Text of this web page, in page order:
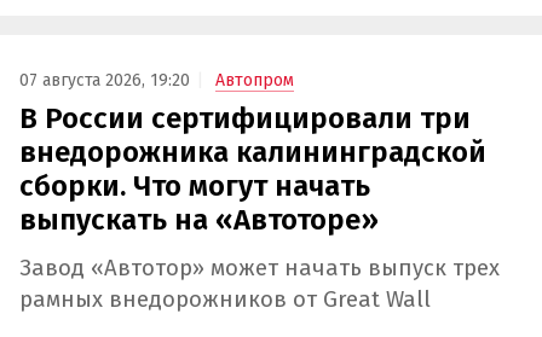
07 августа 2026, 19:20 Автопром
В России сертифицировали три
внедорожника калининградской
сборки. Что могут начать
выпускать на «Автоторе»
Завод «Автотор» может начать выпуск трех
рамных внедорожников от Great Wall